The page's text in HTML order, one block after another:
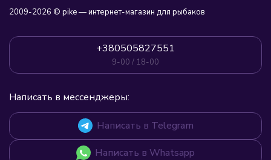
2009-2026 © pike — интернет-магазин для рыбаков
+380505827551
9-00 / 18-00
Написать в мессенджеры:
Написать в Telegram
Написать в Whatsapp